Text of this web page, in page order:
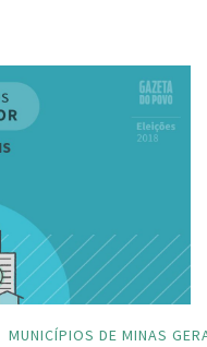
MUNICÍPIOS DE MINAS